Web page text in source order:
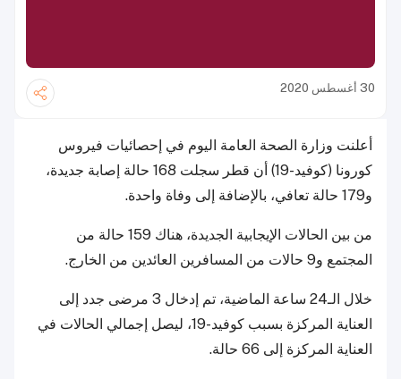
30 أغسطس 2020
أعلنت وزارة الصحة العامة اليوم في إحصائيات فيروس
كورونا (كوفيد-19) أن قطر سجلت 168 حالة إصابة جديدة،
و179 حالة تعافي، بالإضافة إلى وفاة واحدة.
من بين الحالات الإيجابية الجديدة، هناك 159 حالة من
المجتمع و9 حالات من المسافرين العائدين من الخارج.
خلال الـ24 ساعة الماضية، تم إدخال 3 مرضى جدد إلى
العناية المركزة بسبب كوفيد-19، ليصل إجمالي الحالات في
العناية المركزة إلى 66 حالة.